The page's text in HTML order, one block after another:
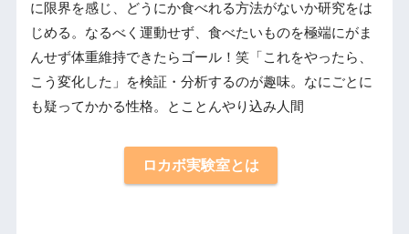
に限界を感じ、どうにか食べれる方法がないか研究をは
じめる。なるべく運動せず、食べたいものを極端にがま
んせず体重維持できたらゴール！笑「これをやったら、
こう変化した」を検証・分析するのが趣味。なにごとに
も疑ってかかる性格。とことんやり込み人間
ロカボ実験室とは